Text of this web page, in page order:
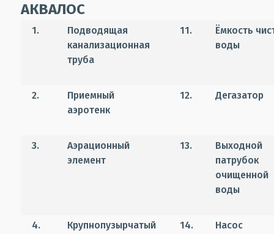
АКВАЛОС
1.
Подводящая
канализационная
труба
11.
Ёмкость
воды
2.
Приемный
аэротенк
12. Дегазатор
3.
Аэрационный
элемент
13.
Выходной
патрубок
очищенной
воды
4.
Крупнопузырчатый
14.
Насос